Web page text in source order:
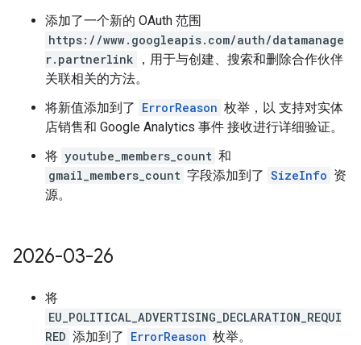
添加了一个新的 OAuth 范围
https://www.googleapis.com/auth/datamanage
r.partnerlink
，用于与创建、搜索和删除合作伙伴
关联相关的方法。
将新值添加到了 ErrorReason 枚举，以 支持对实体
店销售和 Google Analytics 事件 接收进行详细验证。
将 youtube_members_count 和
gmail_members_count 字段添加到了 SizeInfo 资
源。
2026-03-26
将
EU_POLITICAL_ADVERTISING_DECLARATION_REQUI
RED 添加到了 ErrorReason 枚举。